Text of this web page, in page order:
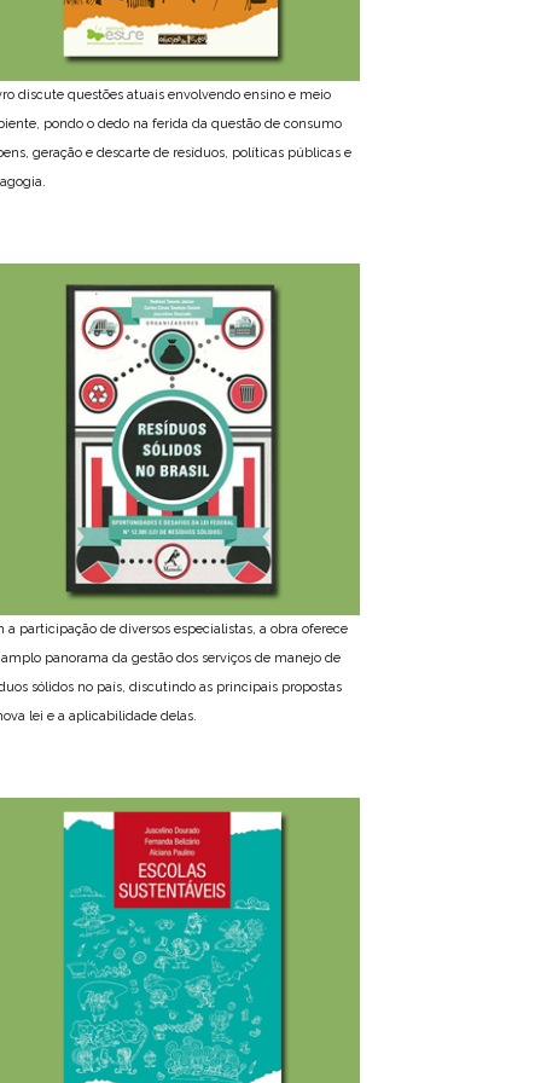
discute questões atuais envolvendo ensino e meio
pondo o dedo na ferida da questão de consumo
geração e descarte de resíduos, políticas públicas e
a participação de diversos especialistas, a obra oferece
panorama da gestão dos serviços de manejo de
sólidos no país, discutindo as principais propostas
lei e a aplicabilidade delas.